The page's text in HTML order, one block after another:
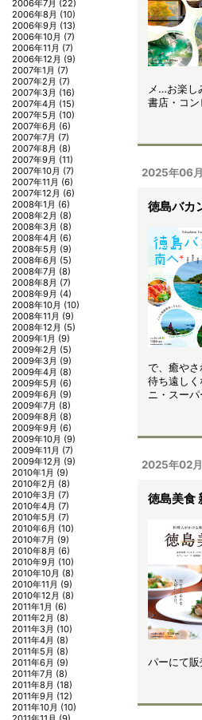
メ…お楽し
書店・コン
2025年06
徳島バカ
で、癒や
待ち遠し
ニ・スーパ
2025年02
徳島美食
パーにて販
2006年7月 (22)
2006年8月 (10)
2006年9月 (13)
2006年10月 (7)
2006年11月 (7)
2006年12月 (9)
2007年1月 (7)
2007年2月 (7)
2007年3月 (16)
2007年4月 (15)
2007年5月 (10)
2007年6月 (6)
2007年7月 (7)
2007年8月 (8)
2007年9月 (11)
2007年10月 (7)
2007年11月 (6)
2007年12月 (6)
2008年1月 (6)
2008年2月 (8)
2008年3月 (8)
2008年4月 (6)
2008年5月 (9)
2008年6月 (5)
2008年7月 (8)
2008年8月 (7)
2008年9月 (4)
2008年10月 (10)
2008年11月 (9)
2008年12月 (5)
2009年1月 (9)
2009年2月 (5)
2009年3月 (9)
2009年4月 (8)
2009年5月 (6)
2009年6月 (9)
2009年7月 (8)
2009年8月 (8)
2009年9月 (6)
2009年10月 (9)
2009年11月 (7)
2009年12月 (9)
2010年1月 (9)
2010年2月 (8)
2010年3月 (7)
2010年4月 (7)
2010年5月 (7)
2010年6月 (10)
2010年7月 (9)
2010年8月 (6)
2010年9月 (10)
2010年10月 (8)
2010年11月 (9)
2010年12月 (8)
2011年1月 (6)
2011年2月 (8)
2011年3月 (10)
2011年4月 (8)
2011年5月 (8)
2011年6月 (9)
2011年7月 (8)
2011年8月 (18)
2011年9月 (12)
2011年10月 (10)